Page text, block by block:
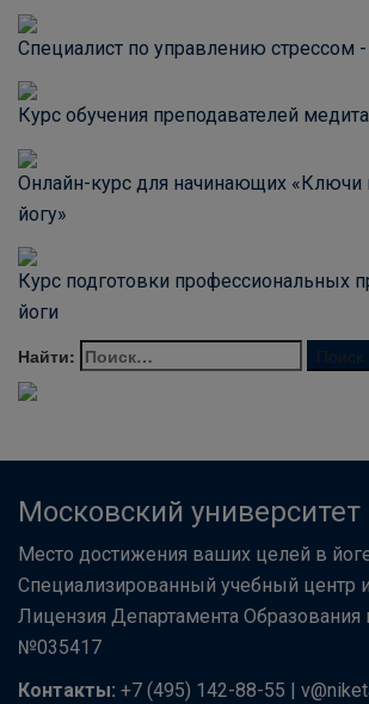
Специалист по управлению стрессом
Курс обучения преподавателей
Онлайн-курс для начинающих «Ключи
йогу»
Курс подготовки профессиональных
йоги
Найти:
Московский университет
Место достижения ваших целей в
Специализированный учебный центр
Лицензия Департамента Образования
№035417
Контакты: +7 (495) 142-88-55 |